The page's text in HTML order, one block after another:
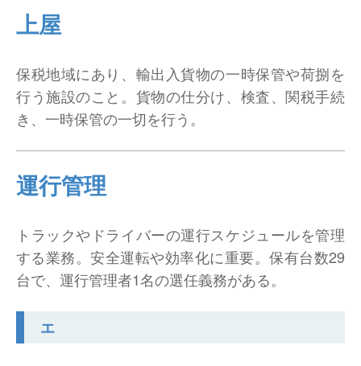
上屋
保税地域にあり、輸出入貨物の一時保管や荷捌を
行う施設のこと。貨物の仕分け、検査、関税手続
き、一時保管の一切を行う。
運行管理
トラックやドライバーの運行スケジュールを管理
する業務。安全運転や効率化に重要。保有台数29
台で、運行管理者1名の選任義務がある。
エ